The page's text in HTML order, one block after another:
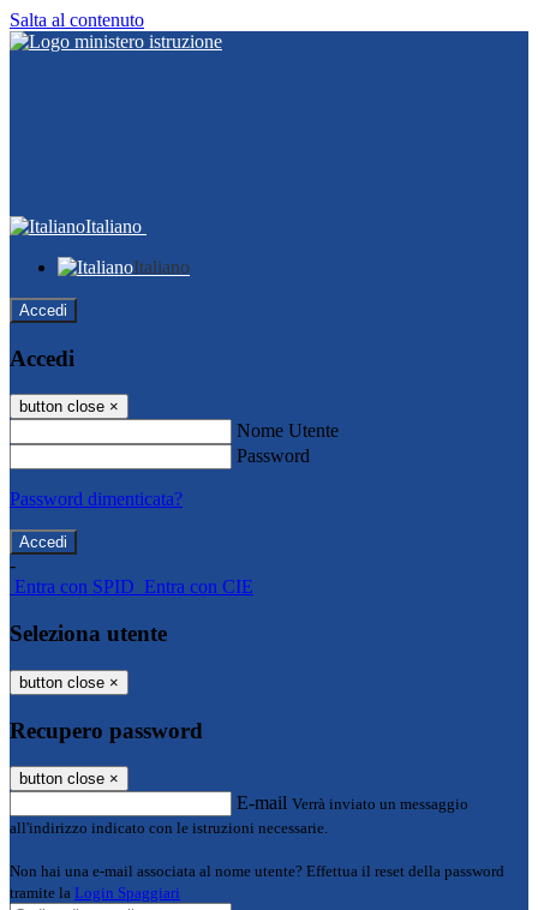
Salta al contenuto
Italiano
Italiano
Accedi
Accedi
button close ×
Nome Utente
Password
Password dimenticata?
-
Entra con SPID Entra con CIE
Seleziona utente
button close ×
Recupero password
button close ×
E-mail Verrà inviato un messaggio
all'indirizzo indicato con le istruzioni necessarie.
Non hai una e-mail associata al nome utente? Effettua il reset della password
tramite la Login Spaggiari